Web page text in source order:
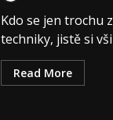
Kdo se jen trochu
techniky, jistě si
Read More